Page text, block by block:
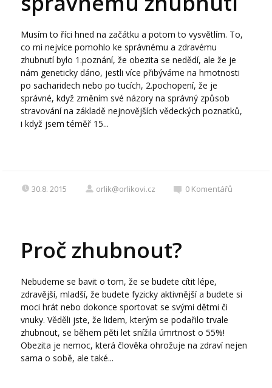
Musím to říci hned na začátku a potom to vysvětlím. To,
co mi nejvíce pomohlo ke správnému a zdravému
zhubnutí bylo 1.poznání, že obezita se nedědí, ale že je
nám geneticky dáno, jestli více přibýváme na hmotnosti
po sacharidech nebo po tucích, 2.pochopení, že je
správné, když změním své názory na správný způsob
stravování na základě nejnovějších vědeckých poznatků,
i když jsem téměř 15...
30.8. 2015 orlik@orlikovi.cz 0 Komentářů
Proč zhubnout?
Nebudeme se bavit o tom, že se budete cítit lépe,
zdravější, mladší, že budete fyzicky aktivnější a budete si
moci hrát nebo dokonce sportovat se svými dětmi či
vnuky. Věděli jste, že lidem, kterým se podařilo trvale
zhubnout, se během pěti let snížila úmrtnost o 55%!
Obezita je nemoc, která člověka ohrožuje na zdraví nejen
sama o sobě, ale také...